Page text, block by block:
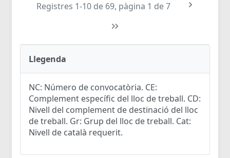
Registres 1-10 de 69, pàgina 1 de 7
Llegenda
NC: Número de convocatòria. CE:
Complement específic del lloc de treball. CD:
Nivell del complement de destinació del lloc
de treball. Gr: Grup del lloc de treball. Cat:
Nivell de català requerit.